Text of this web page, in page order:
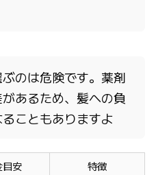
のは危険です。薬剤
あるため、髪への負
こともありますよ
安
特徴